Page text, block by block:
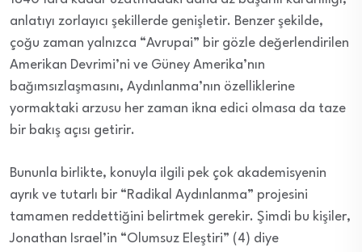
anlatıyı zorlayıcı şekillerde genişletir. Benzer şekilde,
çoğu zaman yalnızca “Avrupai” bir gözle değerlendirilen
Amerikan Devrimi’ni ve Güney Amerika’nın
bağımsızlaşmasını, Aydınlanma’nın özelliklerine
yormaktaki arzusu her zaman ikna edici olmasa da taze
bir bakış açısı getirir.
Bununla birlikte, konuyla ilgili pek çok akademisyenin
ayrık ve tutarlı bir “Radikal Aydınlanma” projesini
tamamen reddettiğini belirtmek gerekir. Şimdi bu kişiler,
Jonathan Israel’in “Olumsuz Eleştiri” (4) diye